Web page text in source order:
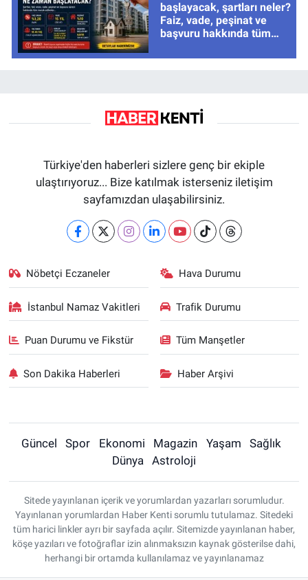
başlayacak, şartları neler?
Faiz, vade, peşinat ve
başvuru hakkında tüm
Türkiye'den haberleri sizlere genç bir ekiple
ulaştırıyoruz... Bize katılmak isterseniz iletişim
sayfamızdan ulaşabilirsiniz.
Nöbetçi Eczaneler Hava Durumu
İstanbul Namaz Vakitleri Trafik Durumu
Puan Durumu ve Fikstür Tüm Manşetler
Son Dakika Haberleri Haber Arşivi
Güncel Spor Ekonomi Magazin Yaşam
Sağlık
Dünya
Astroloji
Sitede yayınlanan içerik ve yorumlardan yazarları sorumludur.
Yayınlanan yorumlardan Haber Kenti sorumlu tutulamaz. Sitedeki
tüm harici linkler ayrı bir sayfada açılır. Sitemizde yayınlanan haber,
köşe yazıları ve fotoğraflar izin alınmaksızın kaynak gösterilse dahi,
herhangi bir ortamda kullanılamaz ve yayınlanamaz